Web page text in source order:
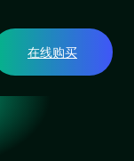
在线购买